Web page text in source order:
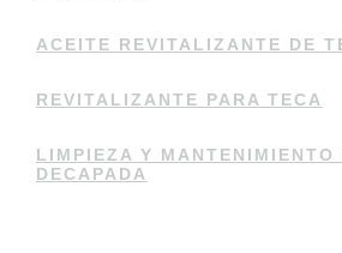
ACEITE REVITALIZANTE DE
REVITALIZANTE PARA TECA
LIMPIEZA Y MANTENIMIENTO
DECAPADA